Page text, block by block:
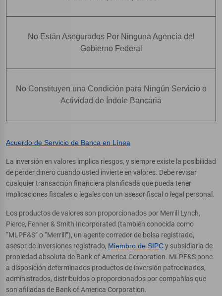
No Están Asegurados Por Ninguna Agencia del
Gobierno Federal
No Constituyen una Condición para Ningún Servicio o
Actividad de Índole Bancaria
Acuerdo de Servicio de Banca en Línea
La inversión en valores implica riesgos, y siempre existe la posibilidad
de perder dinero cuando usted invierte en valores. Debe revisar
cualquier transacción financiera planificada que pueda tener
implicaciones fiscales o legales con un asesor fiscal o legal personal.
Los productos de valores son proporcionados por Merrill Lynch,
Pierce, Fenner & Smith Incorporated (también conocida como
“MLPF&S” o “Merrill”), un agente corredor de bolsa registrado,
asesor de inversiones registrado, Miembro de SIPCy subsidiaria de
propiedad absoluta de Bank of America Corporation. MLPF&S pone
a disposición determinados productos de inversión patrocinados,
administrados, distribuidos o proporcionados por compañías que
son afiliadas de Bank of America Corporation.